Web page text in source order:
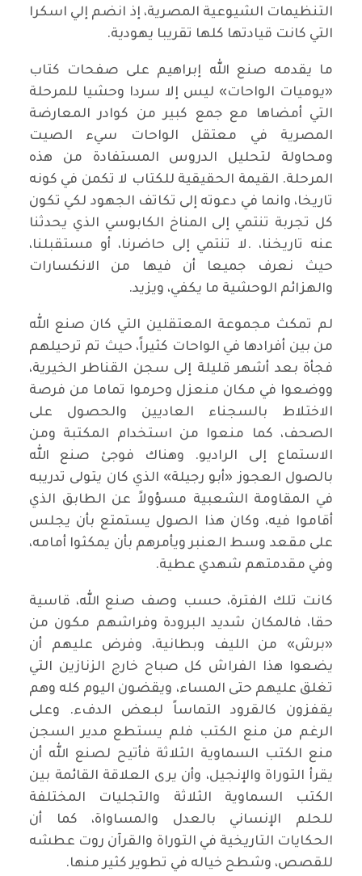
التنظيمات الشيوعية المصرية، إذ انضم إلي اسكرا
التي كانت قيادتها كلها تقريبا يهودية.
ما يقدمه صنع الله إبراهيم على صفحات كتاب
«يوميات الواحات» ليس إلا سردا وحشيا للمرحلة
التي أمضاها مع جمع كبير من كوادر المعارضة
المصرية في معتقل الواحات سيء الصيت
ومحاولة لتحليل الدروس المستفادة من هذه
المرحلة. القيمة الحقيقية للكتاب لا تكمن في كونه
تاريخا، وانما في دعوته إلى تكاتف الجهود لكي تكون
كل تجربة تنتمي إلى المناخ الكابوسي الذي يحدثنا
عنه تاريخنا، .لا تنتمي إلى حاضرنا، أو مستقبلنا،
حيث نعرف جميعا أن فيها من الانكسارات
والهزائم الوحشية ما يكفي، ويزيد.
لم تمكث مجموعة المعتقلين التي كان صنع الله
من بين أفرادها في الواحات كثيراً، حيث تم ترحيلهم
فجأة بعد أشهر قليلة إلى سجن القناطر الخيرية،
ووضعوا في مكان منعزل وحرموا تماما من فرصة
الاختلاط بالسجناء العاديين والحصول على
الصحف، كما منعوا من استخدام المكتبة ومن
الاستماع إلى الراديو. وهناك فوجئ صنع الله
بالصول العجوز «أبو رجيلة» الذي كان يتولى تدريبه
في المقاومة الشعبية مسؤولاً عن الطابق الذي
أقاموا فيه، وكان هذا الصول يستمتع بأن يجلس
على مقعد وسط العنبر ويأمرهم بأن يمكثوا أمامه،
وفي مقدمتهم شهدي عطية.
كانت تلك الفترة، حسب وصف صنع الله، قاسية
حقا، فالمكان شديد البرودة وفراشهم مكون من
«برش» من الليف وبطانية، وفرض عليهم أن
يضعوا هذا الفراش كل صباح خارج الزنازين التي
تغلق عليهم حتى المساء، ويقضون اليوم كله وهم
يقفزون كالقرود التماساً لبعض الدفء. وعلى
الرغم من منع الكتب فلم يستطع مدير السجن
منع الكتب السماوية الثلاثة فأتيح لصنع الله أن
يقرأ التوراة والإنجيل، وأن يرى العلاقة القائمة بين
الكتب السماوية الثلاثة والتجليات المختلفة
للحلم الإنساني بالعدل والمساواة، كما أن
الحكايات التاريخية في التوراة والقرآن روت عطشه
للقصص، وشطح خياله في تطوير كثير منها.